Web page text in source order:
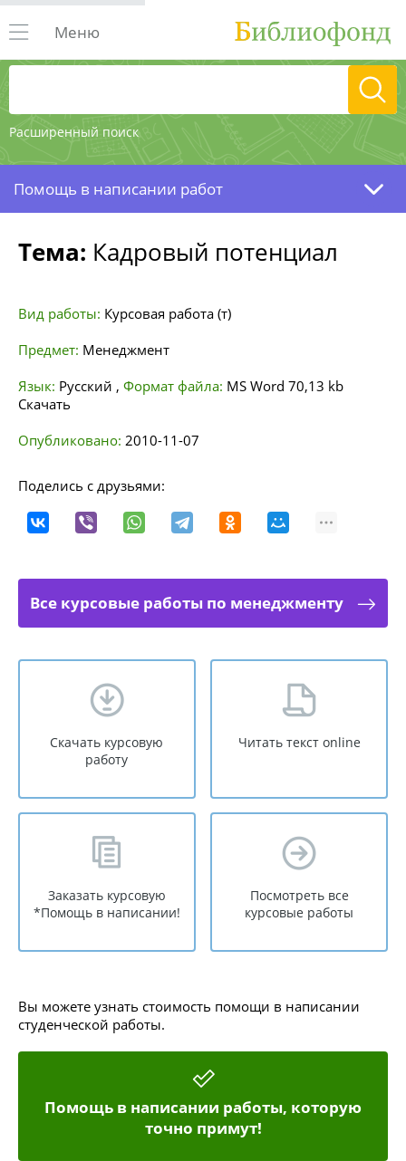
Расширенный поиск
Меню
Помощь в написании работ
Тема: Кадровый потенциал
Вид работы: Курсовая работа (т)
Предмет: Менеджмент
Язык: Русский , Формат файла: MS Word 70,13 kb
Скачать
Опубликовано: 2010-11-07
Поделись с друзьями:
Все курсовые работы по менеджменту
Скачать курсовую
работу
Читать текст online
Заказать курсовую
*Помощь в написании!
Посмотреть все
курсовые работы
Вы можете узнать стоимость помощи в написании
студенческой работы.
Помощь в написании работы, которую
точно примут!